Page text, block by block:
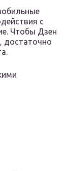
с
Чтобы Дзен
достаточно